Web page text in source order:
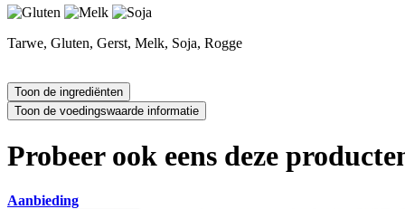
Tarwe, Gluten, Gerst, Melk, Soja, Rogge
Probeer ook eens deze
Aanbieding